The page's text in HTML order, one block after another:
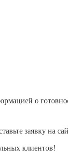
о
заявку на
клиентов!